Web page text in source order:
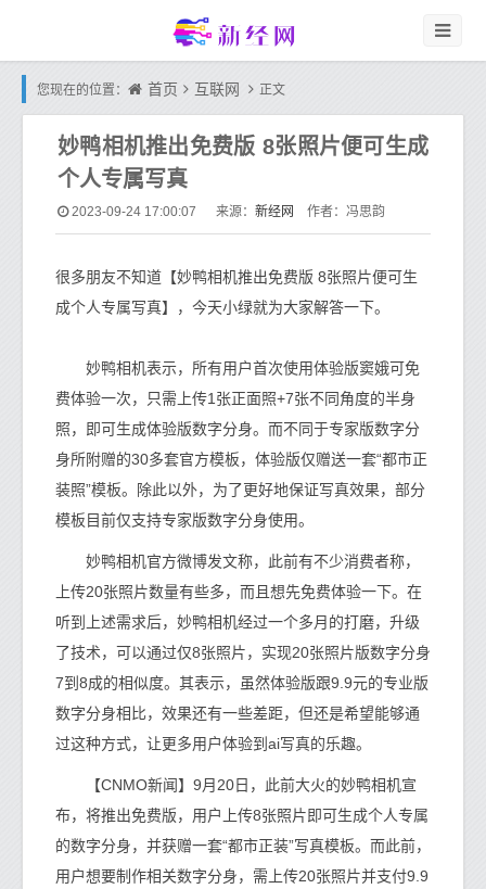
您现在的位置： 首页 互联网 正文
妙鸭相机推出免费版 8张照片便可生成
个人专属写真
2023-09-24 17:00:07 来源： 新经网 作者：冯思韵
很多朋友不知道【妙鸭相机推出免费版 8张照片便可生
成个人专属写真】，今天小绿就为大家解答一下。
妙鸭相机表示，所有用户首次使用体验版窦娥可免
费体验一次，只需上传1张正面照+7张不同角度的半身
照，即可生成体验版数字分身。而不同于专家版数字分
身所附赠的30多套官方模板，体验版仅赠送一套“都市正
装照”模板。除此以外，为了更好地保证写真效果，部分
模板目前仅支持专家版数字分身使用。
妙鸭相机官方微博发文称，此前有不少消费者称，
上传20张照片数量有些多，而且想先免费体验一下。在
听到上述需求后，妙鸭相机经过一个多月的打磨，升级
了技术，可以通过仅8张照片，实现20张照片版数字分身
7到8成的相似度。其表示，虽然体验版跟9.9元的专业版
数字分身相比，效果还有一些差距，但还是希望能够通
过这种方式，让更多用户体验到ai写真的乐趣。
【CNMO新闻】9月20日，此前大火的妙鸭相机宣
布，将推出免费版，用户上传8张照片即可生成个人专属
的数字分身，并获赠一套“都市正装”写真模板。而此前，
用户想要制作相关数字分身，需上传20张照片并支付9.9